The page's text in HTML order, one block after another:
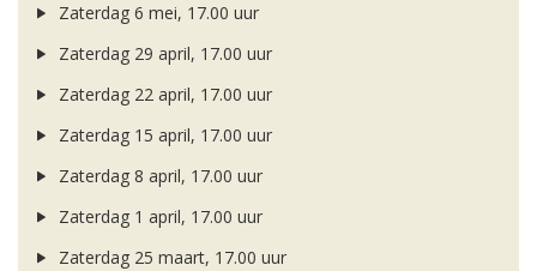
Zaterdag 6 mei, 17.00 uur
Zaterdag 29 april, 17.00 uur
Zaterdag 22 april, 17.00 uur
Zaterdag 15 april, 17.00 uur
Zaterdag 8 april, 17.00 uur
Zaterdag 1 april, 17.00 uur
Zaterdag 25 maart, 17.00 uur